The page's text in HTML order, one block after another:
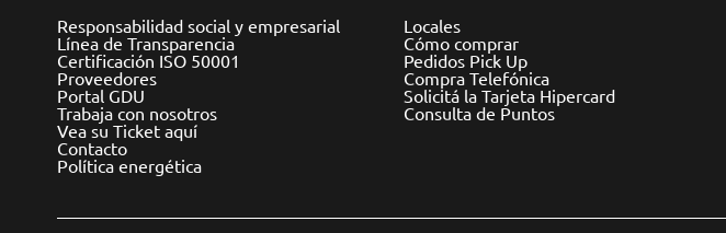
Responsabilidad social y empresarial
Línea de Transparencia
Certificación ISO 50001
Proveedores
Portal GDU
Trabaja con nosotros
Vea su Ticket aquí
Contacto
Política energética
Locales
Cómo comprar
Pedidos Pick Up
Compra Telefónica
Solicitá la Tarjeta Hipercard
Consulta de Puntos